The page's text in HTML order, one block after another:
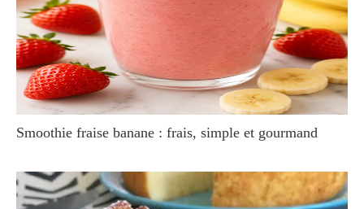
Smoothie fraise banane : frais, simple et gourmand